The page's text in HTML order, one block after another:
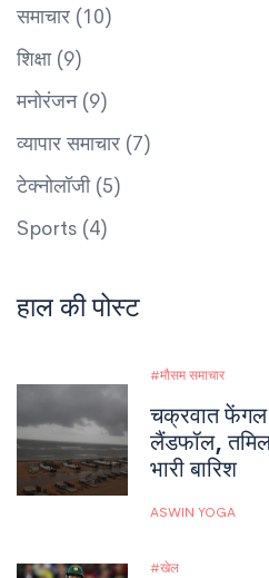
समाचार (10)
शिक्षा (9)
मनोरंजन (9)
व्यापार समाचार (7)
टेक्नोलॉजी (5)
Sports (4)
हाल की पोस्ट
मौसम समाचार
चक्रवात फेंगल
लैंडफॉल,
भारी बारिश
ASWIN YOGA
खेल